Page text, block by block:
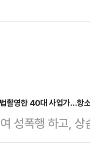
촬영한 40대 사업가…항
성폭행 하고,
형을 선고 받았